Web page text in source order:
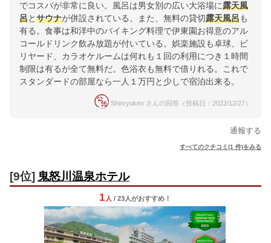
でコスパが非常に良い。風呂は男女別の広い大浴場に露天風
呂とサウナが併設されている。また、無料の貸切露天風呂も
有る。食事は和洋中のバイキング料理で伊東園お得意のアル
コールドリンク飲み放題が付いている。娯楽施設も卓球、ビ
リヤード、カラオケルームは何れも１回の利用につき１時間
制限は有るが全て無料だ。色浴衣も無料で借りれる。これで
スタンダードの部屋なら一人１万円と少しで宿泊出来る。
Shinryuken さんの回答（投稿日：2022/12/27）
通報する
すべてのクチコミ(1 件)をみる
[9位] 鬼怒川温泉ホテル
1 人 / 23人がおすすめ！